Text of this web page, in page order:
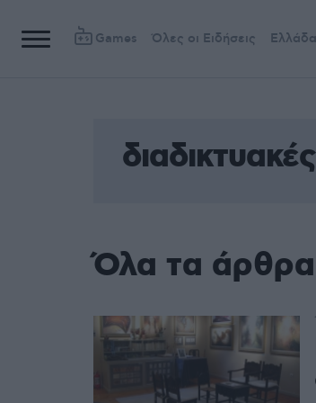
Games Όλες οι Ειδήσεις Ελλάδα
Όλα τα άρθρα